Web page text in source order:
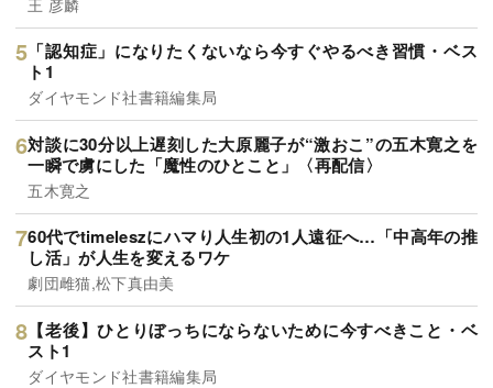
「認知症」になりたくないなら今すぐやるべき習慣・ベス
ト1
ダイヤモンド社書籍編集局
対談に30分以上遅刻した大原麗子が“激おこ”の五木寛之を
一瞬で虜にした「魔性のひとこと」〈再配信〉
五木寛之
60代でtimeleszにハマり人生初の1人遠征へ…「中高年の推
し活」が人生を変えるワケ
劇団雌猫,松下真由美
【老後】ひとりぼっちにならないために今すべきこと・ベ
スト1
ダイヤモンド社書籍編集局